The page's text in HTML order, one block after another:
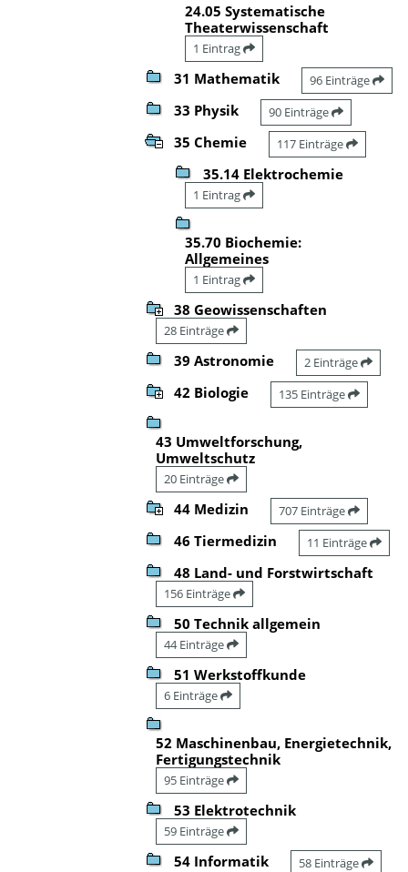
24.05 Systematische
Theaterwissenschaft
1 Eintrag
31 Mathematik 96 Einträge
33 Physik 90 Einträge
35 Chemie 117 Einträge
35.14 Elektrochemie
1 Eintrag
35.70 Biochemie:
Allgemeines
1 Eintrag
38 Geowissenschaften
28 Einträge
39 Astronomie 2 Einträge
42 Biologie 135 Einträge
43 Umweltforschung,
Umweltschutz
20 Einträge
44 Medizin 707 Einträge
46 Tiermedizin 11 Einträge
48 Land- und Forstwirtschaft
156 Einträge
50 Technik allgemein
44 Einträge
51 Werkstoffkunde
6 Einträge
52 Maschinenbau, Energietechnik,
Fertigungstechnik
95 Einträge
53 Elektrotechnik
59 Einträge
54 Informatik 58 Einträge